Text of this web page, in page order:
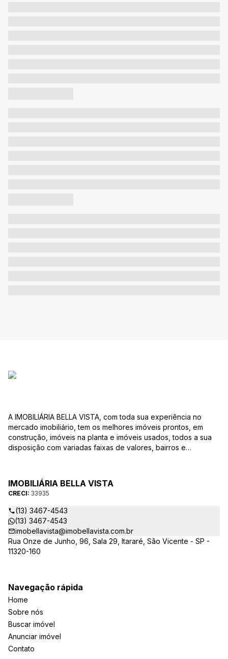
A IMOBILIÁRIA BELLA VISTA, com toda sua experiência no
mercado imobiliário, tem os melhores imóveis prontos, em
construção, imóveis na planta e imóveis usados, todos a sua
disposição com variadas faixas de valores, bairros e
ao CRECI-EE – estarão sempre prontos para responder-lhe
todas as suas dúvidas sobre casas, apartamentos, terrenos,
salas comerciais e outros produtos imobiliários.
IMOBILIÁRIA BELLA VISTA
CRECI: 33935
(13) 3467-4543
(13) 3467-4543
imobellavista@imobellavista.com.br
Rua Onze de Junho, 96, Sala 29, Itararé, São Vicente - SP -
11320-160
Navegação rápida
Home
Sobre nós
Buscar imóvel
Anunciar imóvel
Contato